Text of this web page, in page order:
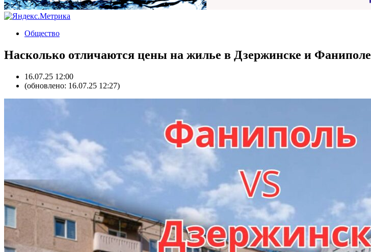
Общество
Насколько отличаются цены на жилье в Дзержинске и Фаниполе
16.07.25 12:00
(обновлено: 16.07.25 12:27)